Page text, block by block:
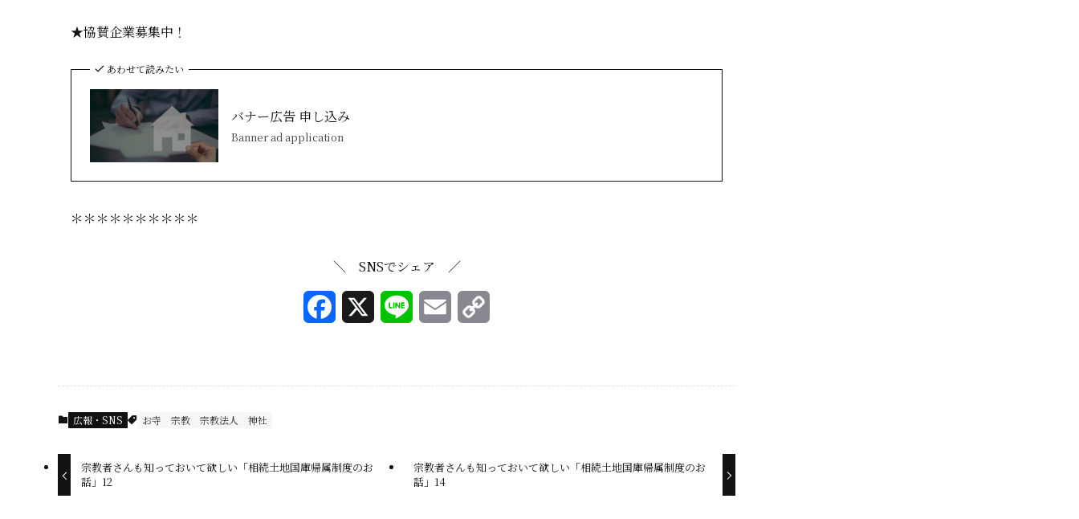
★協賛企業募集中！
あわせて読みたい
バナー広告 申し込み
Banner ad application
＊＊＊＊＊＊＊＊＊＊
＼ SNSでシェア ／
o
i
広報・SNS お寺 宗教 宗教法人 神社
宗教者さんも知っておいて欲しい「相続土地国庫帰属制度のお
話」12
宗教者さんも知っておいて欲しい「相続土地国庫帰属制度のお
話」14